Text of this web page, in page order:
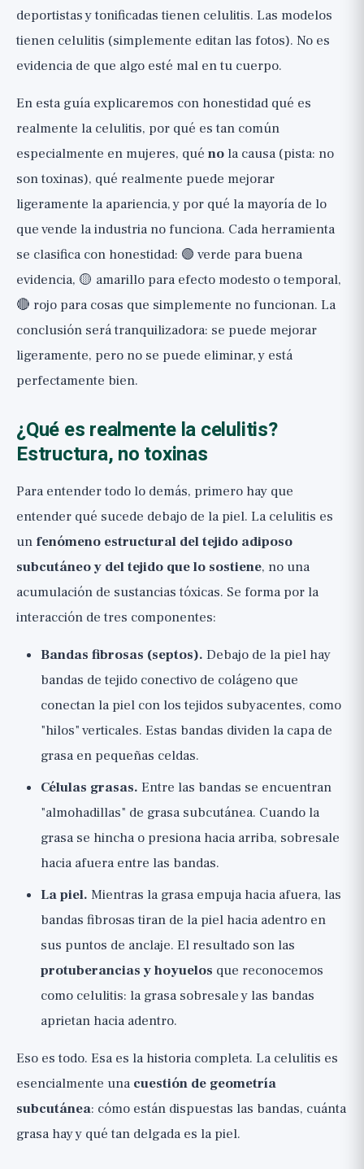
deportistas y tonificadas tienen celulitis. Las modelos
tienen celulitis (simplemente editan las fotos). No es
evidencia de que algo esté mal en tu cuerpo.
En esta guía explicaremos con honestidad qué es
realmente la celulitis, por qué es tan común
especialmente en mujeres, qué no la causa (pista: no
son toxinas), qué realmente puede mejorar
ligeramente la apariencia, y por qué la mayoría de lo
que vende la industria no funciona. Cada herramienta
se clasifica con honestidad: 🟢 verde para buena
evidencia, 🟡 amarillo para efecto modesto o temporal,
🔴 rojo para cosas que simplemente no funcionan. La
conclusión será tranquilizadora: se puede mejorar
ligeramente, pero no se puede eliminar, y está
perfectamente bien.
¿Qué es realmente la celulitis?
Estructura, no toxinas
Para entender todo lo demás, primero hay que
entender qué sucede debajo de la piel. La celulitis es
un fenómeno estructural del tejido adiposo
subcutáneo y del tejido que lo sostiene, no una
acumulación de sustancias tóxicas. Se forma por la
interacción de tres componentes:
Bandas fibrosas (septos). Debajo de la piel hay
bandas de tejido conectivo de colágeno que
conectan la piel con los tejidos subyacentes, como
"hilos" verticales. Estas bandas dividen la capa de
grasa en pequeñas celdas.
Células grasas. Entre las bandas se encuentran
"almohadillas" de grasa subcutánea. Cuando la
grasa se hincha o presiona hacia arriba, sobresale
hacia afuera entre las bandas.
La piel. Mientras la grasa empuja hacia afuera, las
bandas fibrosas tiran de la piel hacia adentro en
sus puntos de anclaje. El resultado son las
protuberancias y hoyuelos que reconocemos
como celulitis: la grasa sobresale y las bandas
aprietan hacia adentro.
Eso es todo. Esa es la historia completa. La celulitis es
esencialmente una cuestión de geometría
subcutánea: cómo están dispuestas las bandas, cuánta
grasa hay y qué tan delgada es la piel.